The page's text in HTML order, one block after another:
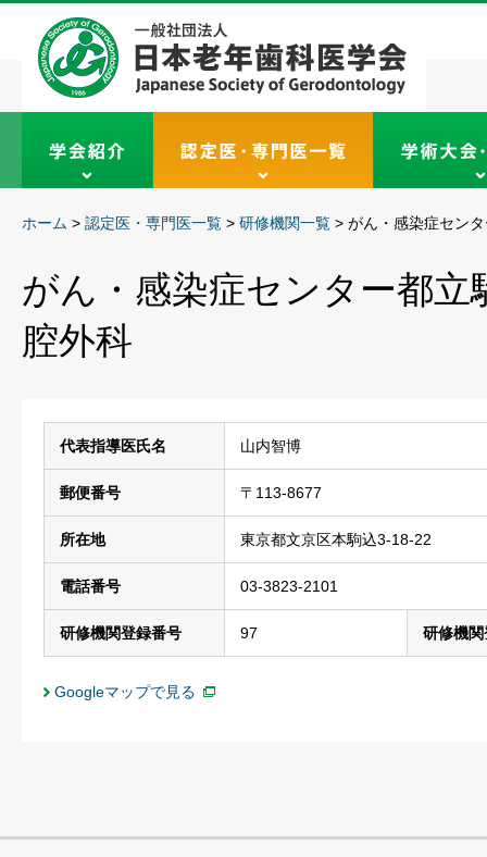
ホーム > 認定医・専門医一覧 > 研修機関一覧 > がん・感染症セン
がん・感染症センター都立
腔外科
代表指導医氏名 山内智博
郵便番号 〒113-8677
所在地 東京都文京区本駒込3-18-22
電話番号 03-3823-2101
研修機関登録番号 97 研修機
Googleマップで見る